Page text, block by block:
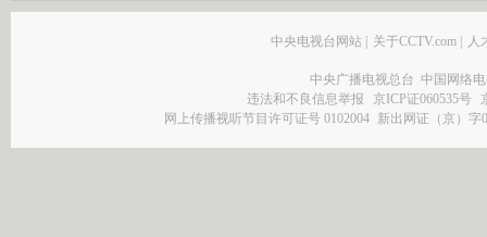
中央电视台网站 | 关于CCTV.com | 人
中央广播电视总台 中国网络
违法和不良信息举报
京ICP证060535号
网上传播视听节目许可证号 0102004 新出网证（京）